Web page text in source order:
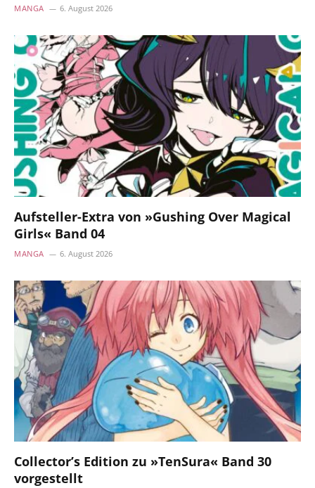
MANGA 6. August 2026
Aufsteller-Extra von »Gushing Over Magical
Girls« Band 04
MANGA 6. August 2026
Collector’s Edition zu »TenSura« Band 30
vorgestellt